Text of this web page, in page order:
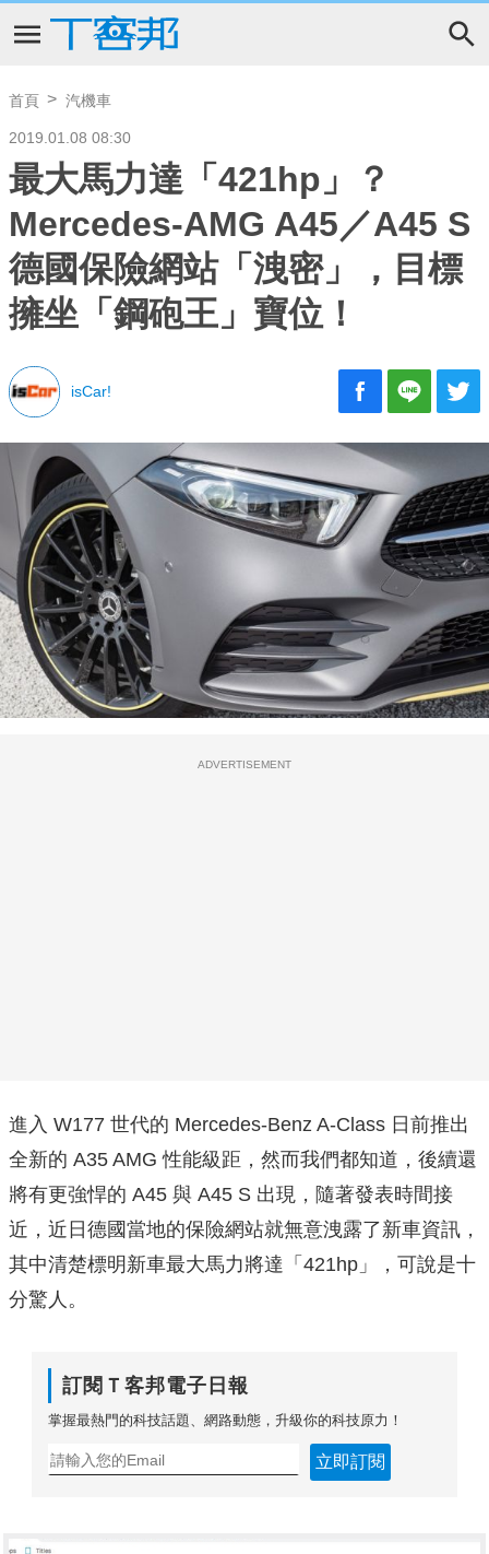
首頁 汽機車
2019.01.08 08:30
最大馬力達「421hp」？
Mercedes-AMG A45／A45 S
德國保險網站「洩密」，目標
擁坐「鋼砲王」寶位！
isCar!
ADVERTISEMENT
進入 W177 世代的 Mercedes-Benz A-Class 日前推出
全新的 A35 AMG 性能級距，然而我們都知道，後續還
將有更強悍的 A45 與 A45 S 出現，隨著發表時間接
近，近日德國當地的保險網站就無意洩露了新車資訊，
其中清楚標明新車最大馬力將達「421hp」，可說是十
分驚人。
訂閱Ｔ客邦電子日報
掌握最熱門的科技話題、網路動態，升級你的科技原力！
立即訂閱